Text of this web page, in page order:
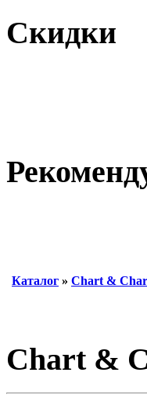
Скидки
Каталог » Chart &
Chart &